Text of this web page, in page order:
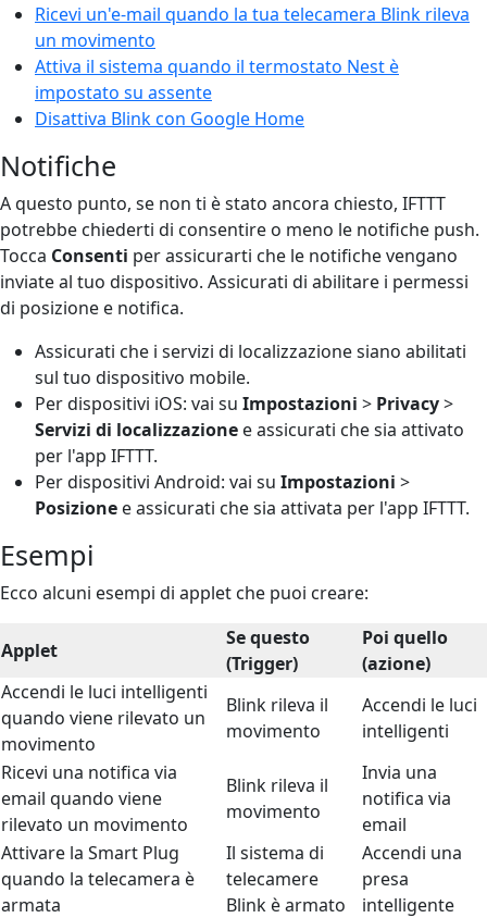
Ricevi un'e-mail quando la tua telecamera Blink rileva
un movimento
Attiva il sistema quando il termostato Nest è
impostato su assente
Disattiva Blink con Google Home
Notifiche
A questo punto, se non ti è stato ancora chiesto, IFTTT
potrebbe chiederti di consentire o meno le notifiche push.
Tocca Consenti per assicurarti che le notifiche vengano
inviate al tuo dispositivo. Assicurati di abilitare i permessi
di posizione e notifica.
Assicurati che i servizi di localizzazione siano abilitati
sul tuo dispositivo mobile.
Per dispositivi iOS: vai su Impostazioni > Privacy>
Servizi di localizzazione e assicurati che sia attivato
per l'app IFTTT.
Per dispositivi Android: vai su Impostazioni >
Posizione e assicurati che sia attivata per l'app IFTTT.
Esempi
Ecco alcuni esempi di applet che puoi creare:
Applet
Se questo
(Trigger)
Poi quello
(azione)
Accendi le luci intelligenti
quando viene rilevato un
movimento
Blink rileva il
movimento
Accendi le luci
intelligenti
Ricevi una notifica via
email quando viene
rilevato un movimento
Blink rileva il
movimento
Invia una
notifica via
email
Attivare la Smart Plug
quando la telecamera è
armata
Il sistema di
telecamere
Blink è armato
Accendi una
presa
intelligente